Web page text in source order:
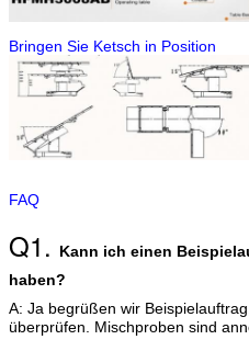
Bringen Sie Ketsch in Position
FAQ
Q1.
Kann ich einen
haben?
A: Ja begrüßen wir
überprüfen. Mischproben sind